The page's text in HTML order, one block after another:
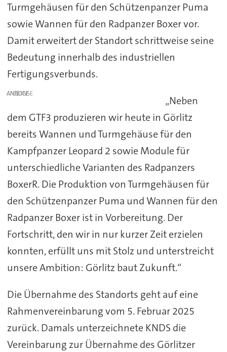
Turmgehäusen für den Schützenpanzer Puma
sowie Wannen für den Radpanzer Boxer vor.
Damit erweitert der Standort schrittweise seine
Bedeutung innerhalb des industriellen
Fertigungsverbunds.
ANZEIGE
„Neben
dem GTF3 produzieren wir heute in Görlitz
bereits Wannen und Turmgehäuse für den
Kampfpanzer Leopard 2 sowie Module für
unterschiedliche Varianten des Radpanzers
BoxerR. Die Produktion von Turmgehäusen für
den Schützenpanzer Puma und Wannen für den
Radpanzer Boxer ist in Vorbereitung. Der
Fortschritt, den wir in nur kurzer Zeit erzielen
konnten, erfüllt uns mit Stolz und unterstreicht
unsere Ambition: Görlitz baut Zukunft.“
Die Übernahme des Standorts geht auf eine
Rahmenvereinbarung vom 5. Februar 2025
zurück. Damals unterzeichnete KNDS die
Vereinbarung zur Übernahme des Görlitzer